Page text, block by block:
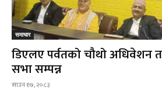
समाचार
डिएलए पर्वतको चौथो अधिवेशन
सभा सम्पन्न
साउन १७, २०८३